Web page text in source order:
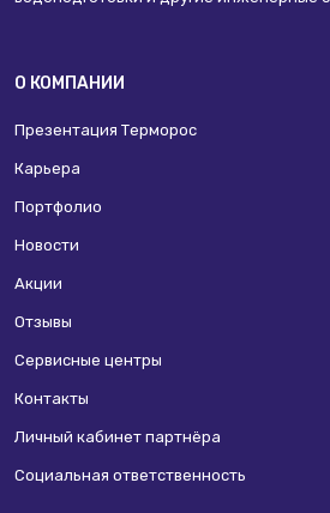
О КОМПАНИИ
Презентация Терморос
Карьера
Портфолио
Новости
Акции
Отзывы
Сервисные центры
Контакты
Личный кабинет партнёра
Социальная ответственность